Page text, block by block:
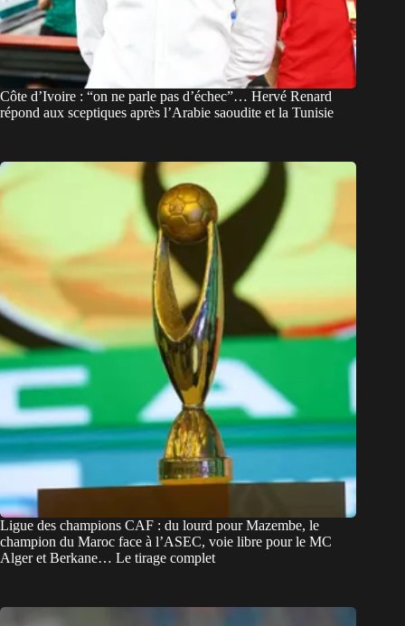
Côte d’Ivoire : “on ne parle pas d’échec”… Hervé Renard
répond aux sceptiques après l’Arabie saoudite et la Tunisie
Ligue des champions CAF : du lourd pour Mazembe, le
champion du Maroc face à l’ASEC, voie libre pour le MC
Alger et Berkane… Le tirage complet